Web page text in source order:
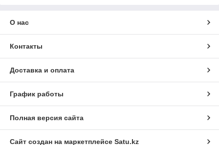
О нас
Контакты
Доставка и оплата
График работы
Полная версия сайта
Сайт создан на маркетплейсе Satu.kz